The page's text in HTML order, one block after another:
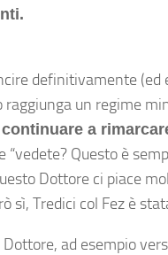
definitivamente
un regime
continuare a
“vedete? Questo è
Dottore ci piace
sì, Tredici col Fez è
ad esempio